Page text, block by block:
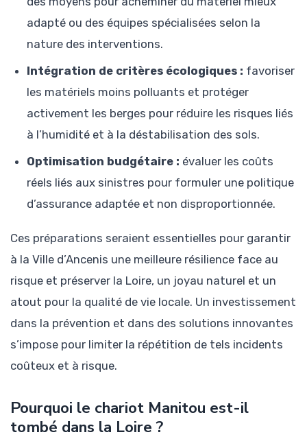
adapté ou des équipes spécialisées selon la
nature des interventions.
Intégration de critères écologiques : favoriser
les matériels moins polluants et protéger
activement les berges pour réduire les risques liés
à l’humidité et à la déstabilisation des sols.
Optimisation budgétaire : évaluer les coûts
réels liés aux sinistres pour formuler une politique
d’assurance adaptée et non disproportionnée.
Ces préparations seraient essentielles pour garantir
à la Ville d’Ancenis une meilleure résilience face au
risque et préserver la Loire, un joyau naturel et un
atout pour la qualité de vie locale. Un investissement
dans la prévention et dans des solutions innovantes
s’impose pour limiter la répétition de tels incidents
coûteux et à risque.
Pourquoi le chariot Manitou est-il
tombé dans la Loire ?